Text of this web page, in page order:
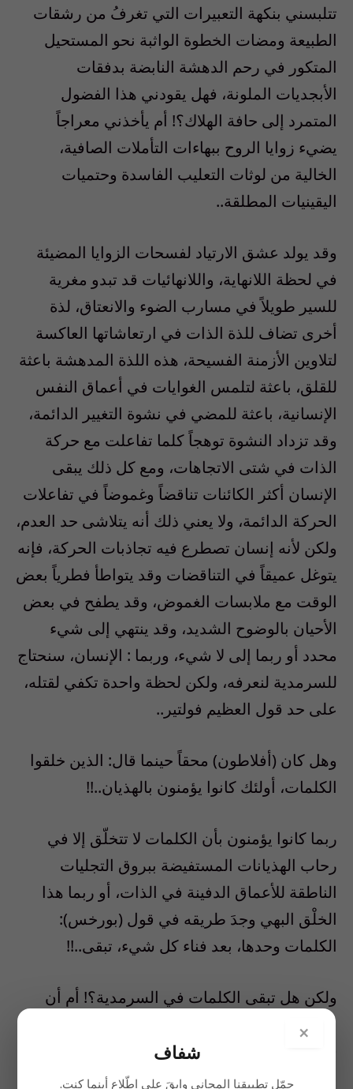
تتلبسني بنكهة التعبيرات التي تغرفُ من رشقات
الطبيعة ومضات الخطوة الواثبة نحو المستحيل
المتكور في رحم الدهشة النابضة بدفقات
الأبجديات الملونة، فهل يقودني هذا الفضول
المتمرد إلى حافة الهلاك؟! أم يأخذني معراجاً
يضيء زوايا الروح ببهاءات التأملات الصافية،
الخالية من لوثات التعليب الفاسدة وحتميات
اليقينيات المطلقة..
وقد يولد عشق الارتياد لفسحات الزوايا المضيئة
في لحظة اللانهاية، واللانهائيات قد تبدو مغرية
للسير طويلاً في مسارب الضوء والانعتاق، لذة
أخرى تضاف للذة الذات في ارتعاشاتها العاكسة
لتلاوين الأزمنة الفسيحة، هذه اللذة المدهشة باعثة
للقلق، باعثة لتلمس الغوايات في أعماق النفس
الإنسانية، باعثة للمضي في نشوة التغيير الدائمة،
وقد تزداد النشوة توهجاً كلما تفاعلت مع حركة
الذات في شتى الاتجاهات، ومع كل ذلك يبقى
الإنسان أكثر الكائنات تناقضاً وغموضاً في تفاعلات
الحركة الدائمة، ولا يعني ذلك أنه يتلاشى حد العدم،
ولكن لأنه إنسان تصطرع فيه تجاذبات الحركة، فإنه
يتوغل عميقاً في التناقضات وقد يتواطأ فطرياً بعض
الوقت مع ملابسات الغموض، وقد يطفح في بعض
الأحيان بالوضوح الشديد، وقد ينتهي إلى شيء
محدد أو ربما إلى لا شيء، وربما : الإنسان، سنحتاج
للسرمدية لنعرفه، ولكن لحظة واحدة تكفي لقتله،
على حد قول العظيم فولتير..
وهل كان (أفلاطون) محقاً حينما قال: الذين خلقوا
الكلمات، أولئك كانوا يؤمنون بالهذيان..!!
ربما كانوا يؤمنون بأن الكلمات لا تتخلّق إلا في
رحاب الهذيانات المستفيضة ببروق التجليات
الناطقة للأعماق الدفينة في الذات، أو ربما هذا
الخلْق البهي وجدَ طريقه في قول (بورخس):
الكلمات وحدها، بعد فناء كل شيء، تبقى..!!
ولكن هل تبقى الكلمات في السرمدية؟! أم أن
الخلق المتجدد للكلمات في رحلة الإنسان الطويلة،
قادر على أن يمنحها شرعية الأبدية؟!
×
شفاف
حمّل تطبيقنا المجاني وابقَ على اطّلاع أينما كنت.